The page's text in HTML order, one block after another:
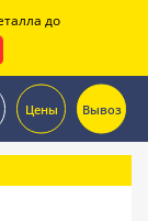
Цены Вывоз
до